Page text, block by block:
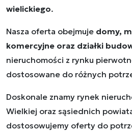
wielickiego.
Nasza oferta obejmuje domy,
komercyjne oraz działki
nieruchomości z rynku
dostosowane do różnych
Doskonale znamy rynek
Wielkiej oraz sąsiednich
dostosowujemy oferty do